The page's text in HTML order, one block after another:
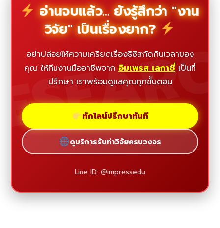
อ่านจบแล้ว... ยังรู้สึกว่า "งาน
วิจัย" เป็นเรื่องยาก?
อย่าปล่อยให้ความเครียดเรื่องธีซิสกัดกินเวลาของ
คุณ ให้ทีมงานมืออาชีพจาก อิมเพรส เลกาซี่ เป็นที่
ปรึกษา เราพร้อมดูแลคุณทุกขั้นตอน
ทักไลน์ปรึกษาทันที
ดูบริการรับทำวิจัยครบวงจร
Line ID: @impressedu